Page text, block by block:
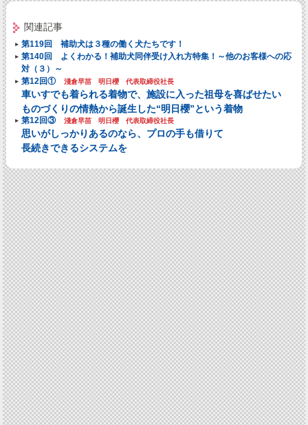
関連記事
第119回 補助犬は３種の働く犬たちです！
第140回 よくわかる！補助犬同伴受け入れ方特集！～他のお客様への応
対（３）～
第12回①
淺倉早苗 明日櫻 代表取締役社長
車いすでも着られる着物で、施設に入った祖母を喜ばせたい
ものづくりの情熱から誕生した“明日櫻”という着物
第12回③
淺倉早苗 明日櫻 代表取締役社長
思いがしっかりあるのなら、プロの手も借りて
長続きできるシステムを